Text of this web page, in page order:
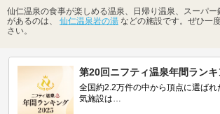
仙仁温泉の食事が楽しめる温泉、日帰り温泉、スーパ
があるのは、 仙仁温泉岩の湯 などの施設です。ぜひ一
さい。
第20回ニフティ温泉年間ラン
全国約2.2万件の中から頂点に選ばれ
気施設は…